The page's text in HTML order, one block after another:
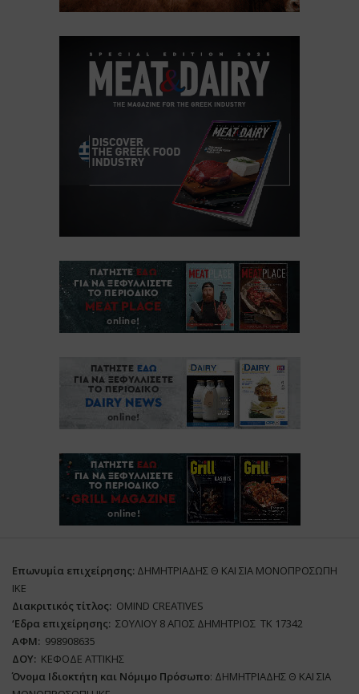
Επωνυμία επιχείρησης: ΔΗΜΗΤΡΙΑΔΗΣ Θ ΚΑΙ ΣΙΑ ΜΟΝΟΠΡΟΣΩΠΗ
ΙΚΕ
Διακριτικός τίτλος: ΟΜΙΝD CREATIVES
‘Eδρα επιχείρησης: ΣΟΥΛΙΟΥ 8 ΑΓΙΟΣ ΔΗΜΗΤΡΙΟΣ ΤΚ 17342
ΑΦΜ: 998908635
ΔΟΥ: ΚΕΦΟΔΕ ΑΤΤΙΚΗΣ
Όνομα Ιδιοκτήτη και Νόμιμο Πρόσωπο: ΔΗΜΗΤΡΙΑΔΗΣ Θ ΚΑΙ ΣΙΑ